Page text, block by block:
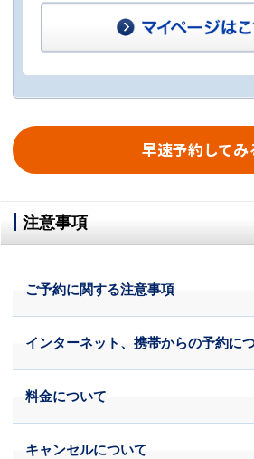
早速予約してみ
注意事項
ご予約に関する注意事項
インターネット、携帯からの予約に
料金について
キャンセルについて